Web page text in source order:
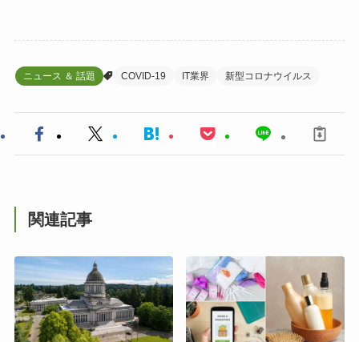
ニュース ＆ 話題 COVID-19 IT業界 新型コロナウイルス
関連記事